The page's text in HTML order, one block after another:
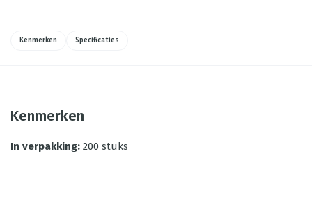
Kenmerken Specificaties
Kenmerken
In verpakking: 200 stuks